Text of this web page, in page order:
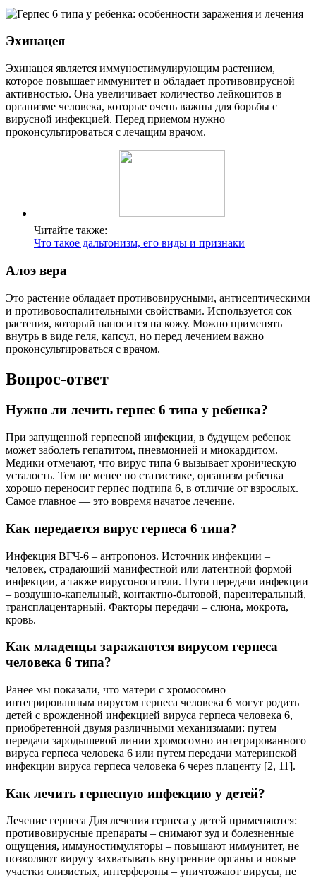
Эхинацея
Эхинацея является иммуностимулирующим растением,
которое повышает иммунитет и обладает противовирусной
активностью. Она увеличивает количество лейкоцитов в
организме человека, которые очень важны для борьбы с
вирусной инфекцией. Перед приемом нужно
проконсультироваться с лечащим врачом.
Читайте также:
Что такое дальтонизм, его виды и признаки
Алоэ вера
Это растение обладает противовирусными, антисептическими
и противовоспалительными свойствами. Используется сок
растения, который наносится на кожу. Можно применять
внутрь в виде геля, капсул, но перед лечением важно
проконсультироваться с врачом.
Вопрос-ответ
Нужно ли лечить герпес 6 типа у ребенка?
При запущенной герпесной инфекции, в будущем ребенок
может заболеть гепатитом, пневмонией и миокардитом.
Медики отмечают, что вирус типа 6 вызывает хроническую
усталость. Тем не менее по статистике, организм ребенка
хорошо переносит герпес подтипа 6, в отличие от взрослых.
Самое главное — это вовремя начатое лечение.
Как передается вирус герпеса 6 типа?
Инфекция ВГЧ-6 – антропоноз. Источник инфекции –
человек, страдающий манифестной или латентной формой
инфекции, а также вирусоносители. Пути передачи инфекции
– воздушно-капельный, контактно-бытовой, парентеральный,
трансплацентарный. Факторы передачи – слюна, мокрота,
кровь.
Как младенцы заражаются вирусом герпеса
человека 6 типа?
Ранее мы показали, что матери с хромосомно
интегрированным вирусом герпеса человека 6 могут родить
детей с врожденной инфекцией вируса герпеса человека 6,
приобретенной двумя различными механизмами: путем
передачи зародышевой линии хромосомно интегрированного
вируса герпеса человека 6 или путем передачи материнской
инфекции вируса герпеса человека 6 через плаценту [2, 11].
Как лечить герпесную инфекцию у детей?
Лечение герпеса Для лечения герпеса у детей применяются:
противовирусные препараты – снимают зуд и болезненные
ощущения, иммуностимуляторы – повышают иммунитет, не
позволяют вирусу захватывать внутренние органы и новые
участки слизистых, интерфероны – уничтожают вирусы, не